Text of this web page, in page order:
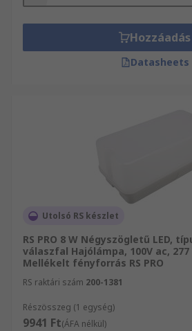
Hozzáadás
Datasheets
Utolsó RS készlet
RS PRO 8 W Négyszögletű LED,
válaszfal Hajólámpa, 100V ac, 277
Mellékelt fényforrás RS PRO
RS raktári szám 200-1381
Részösszeg (1 egység)
9941 Ft(ÁFA nélkül)